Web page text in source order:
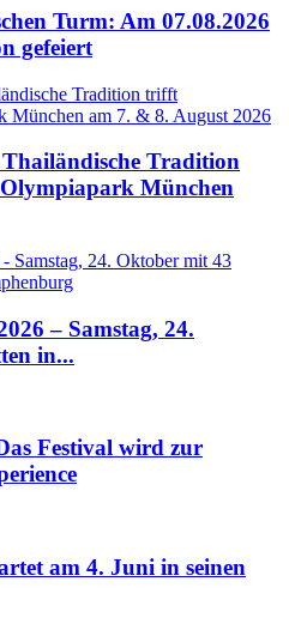
Turm: Am 07.08.2026
gefeiert
Tradition
München
– Samstag, 24.
in...
Festival wird zur
am 4. Juni in seinen